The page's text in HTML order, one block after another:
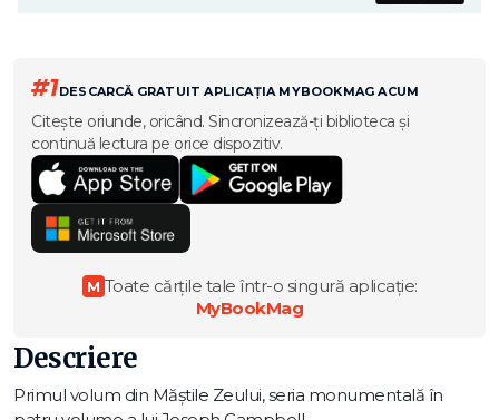
#1DESCARCĂ GRATUIT APLICAȚIA MYBOOKMAG ACUM
Citește oriunde, oricând. Sincronizează-ți biblioteca și
continuă lectura pe orice dispozitiv.
M Toate cărțile tale într-o singură aplicație:
MyBookMag
Descriere
Primul volum din Măștile Zeului, seria monumentală în